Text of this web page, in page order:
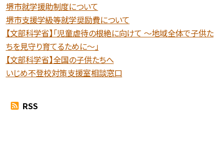
堺市就学援助制度について
堺市支援学級等就学奨励費について
【文部科学省】「児童虐待の根絶に向けて 〜地域全体で子供た
ちを見守り育てるために〜」
【文部科学省】全国の子供たちへ
いじめ不登校対策支援室相談窓口
RSS